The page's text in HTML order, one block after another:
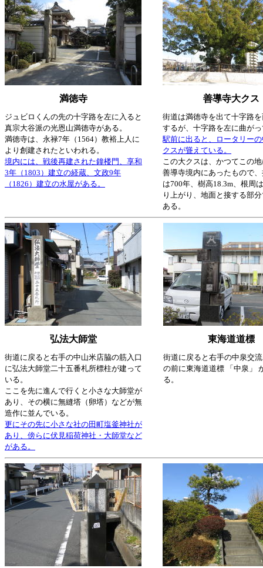
満徳寺 善導寺大クス
ジュビロくんの先の十字路を左に入ると
真宗大谷派の光恩山満徳寺がある。
満徳寺は、永禄7年（1564）教裕上人に
より創建されたといわれる。
境内には、戦後再建された鐘楼門、享和
3年（1803）建立の経蔵、文政9年
（1826）建立の水屋がある。
街道は満徳寺を出て十字路
するが、十字路を左に曲が
駅前に出ると、ロータリー
クスが聳えている。
この大クスは、かつてこの
善導寺境内にあったもので
は700年、樹高18.3m、根周
り上がり、地面と接する部
ある。
弘法大師堂 東海道道標
街道に戻ると右手の中山米店脇の筋入口
に弘法大師堂二十五番札所標柱が建って
いる。
ここを先に進んで行くと小さな大師堂が
あり、その横に無縫塔（卵塔）などが無
造作に並んでいる。
更にその先に小さな社の田町塩釜神社が
あり、傍らに伏見稲荷神社・大師堂など
がある。
街道に戻ると右手の中泉交
の前に東海道道標 「中泉」
る。